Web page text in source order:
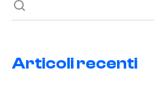
Articoli recenti